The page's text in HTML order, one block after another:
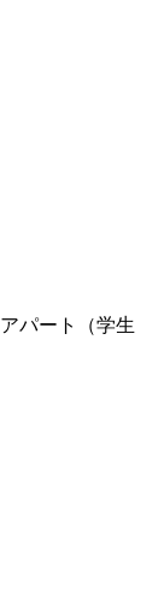
アパート（学生